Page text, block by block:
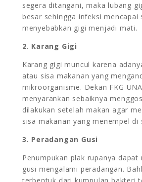
segera ditangani, maka lubang
besar sehingga infeksi mencapai
menyebabkan gigi menjadi mati.
2. Karang Gigi
Karang gigi muncul karena
atau sisa makanan yang
mikroorganisme. Dekan FKG
menyarankan sebaiknya
dilakukan setelah makan agar
sisa makanan yang menempel di
3. Peradangan Gusi
Penumpukan plak rupanya dapat
gusi mengalami peradangan.